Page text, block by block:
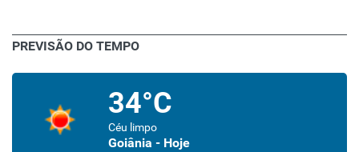
PREVISÃO DO TEMPO
34°C
Céu limpo
Goiânia - Hoje